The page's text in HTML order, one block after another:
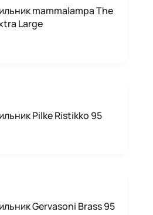
mammalampa The
Large
Pilke Ristikko 95
Gervasoni Brass 95